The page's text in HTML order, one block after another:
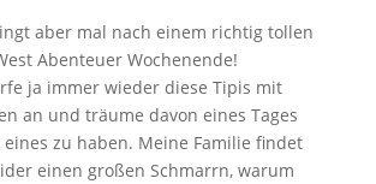
aber mal nach einem richtig tollen
Abenteuer Wochenende!
ja immer wieder diese Tipis mit
an und träume davon eines Tages
eines zu haben. Meine Familie findet
einen großen Schmarrn, warum